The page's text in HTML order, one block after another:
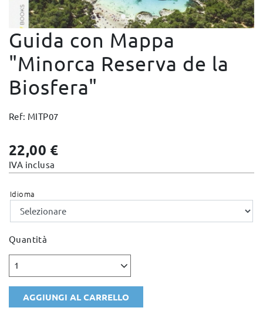
Cambi e Resi
Condizioni e Garanzie
Pagamento sicuro
Politica sulla privacy
Politica Cookies
Guida con Mappa
"Minorca Reserva de la
Biosfera"
Ref: MITP07
22,00 €
IVA inclusa
Idioma
Quantità
1
AGGIUNGI AL CARRELLO